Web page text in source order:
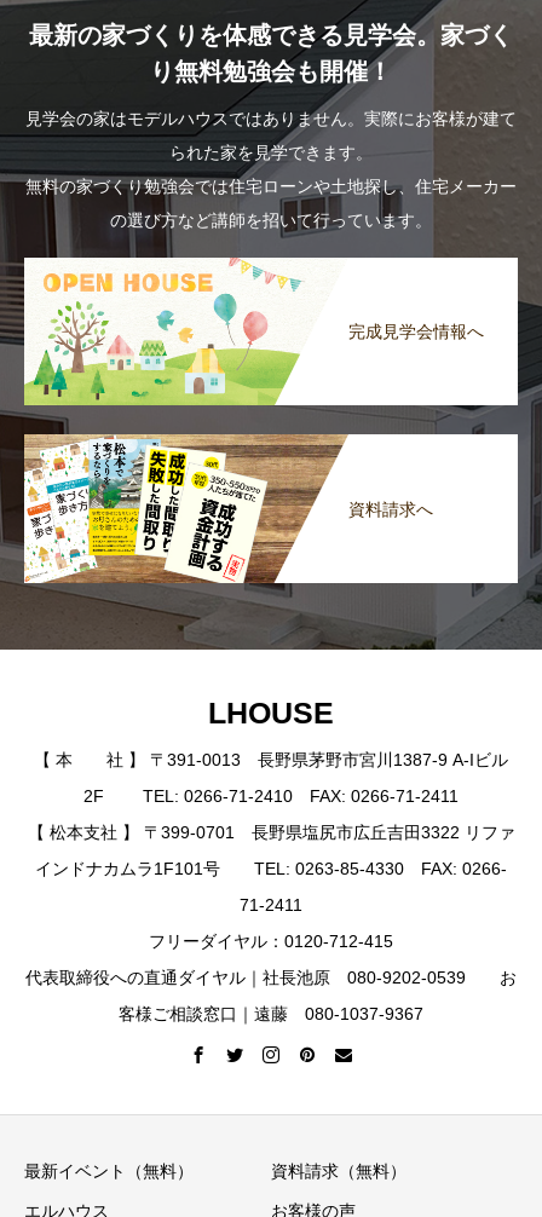
最新の家づくりを体感できる見学会。家づく
り無料勉強会も開催！
見学会の家はモデルハウスではありません。実際にお客様が建て
られた家を見学できます。
無料の家づくり勉強会では住宅ローンや土地探し、住宅メーカー
の選び方など講師を招いて行っています。
完成見学会情報へ
資料請求へ
LHOUSE
【 本 社 】 〒391-0013 長野県茅野市宮川1387-9 A-Iビル
2F TEL: 0266-71-2410 FAX: 0266-71-2411
【 松本支社 】 〒399-0701 長野県塩尻市広丘吉田3322 リファ
インドナカムラ1F101号 TEL: 0263-85-4330 FAX: 0266-
71-2411
フリーダイヤル：0120-712-415
代表取締役への直通ダイヤル｜社長池原 080-9202-0539 お
客様ご相談窓口｜遠藤 080-1037-9367
最新イベント（無料） 資料請求（無料）
エルハウス お客様の声